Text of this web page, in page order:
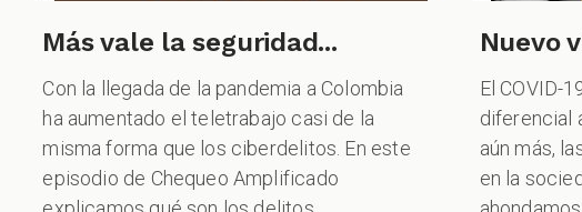
Más vale la seguridad...
Con la llegada de la pandemia a Colombia
ha aumentado el teletrabajo casi de la
misma forma que los ciberdelitos. En este
episodio de Chequeo Amplificado
Nuevo
El COVID-
diferencial
aún más,
en la